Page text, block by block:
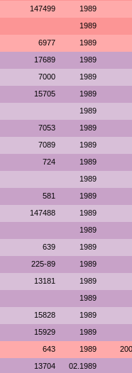
147499 1989
1989
6977 1989
17689 1989
7000 1989
15705 1989
1989
7053 1989
7089 1989
724 1989
1989
581 1989
147488 1989
1989
639 1989
225-89 1989
13181 1989
1989
15828 1989
15929 1989
643 1989
13704 02.1989